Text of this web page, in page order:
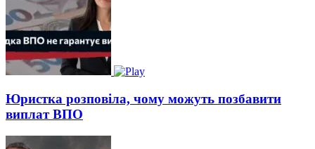
Юристка розповіла, чому можуть позбавити
виплат ВПО